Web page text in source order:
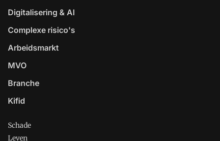
Digitalisering & AI
Complexe risico's
Arbeidsmarkt
MVO
Branche
Kifid
Schade
Leven